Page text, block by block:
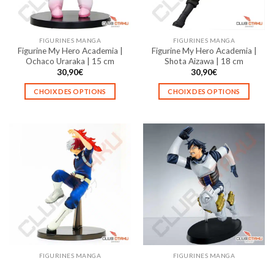
choisies
sur
la
page
du
produit
page
du
produit
FIGURINES MANGA
Figurine My Hero Academia |
Ochaco Uraraka | 15 cm
30,90€
CHOIX DES OPTIONS
a
plusieurs
variations.
Les
options
peuvent
être
choisies
sur
FIGURINES MANGA
Figurine My Hero Academia |
Shota Aizawa | 18 cm
30,90€
CHOIX DES OPTIONS
plusieurs
variations.
Les
options
peuvent
être
choisies
la
FIGURINES MANGA FIGURINES MANGA